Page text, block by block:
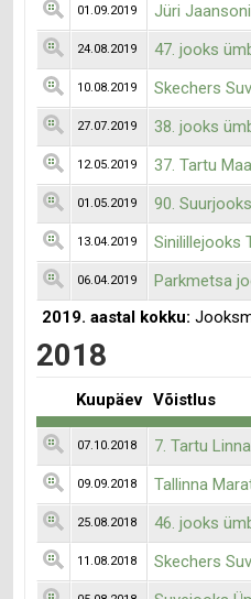
01.09.2019 Jüri
24.08.2019 47. jooks
10.08.2019 Skechers
27.07.2019 38. jooks
12.05.2019 37. Tartu
01.05.2019 90.
13.04.2019 Sinilillejooks
06.04.2019 Parkmetsa
2019. aastal kokku:
2018
Kuupäev Võistlus
07.10.2018 7. Tartu
09.09.2018 Tallinna
25.08.2018 46. jooks
11.08.2018 Skechers